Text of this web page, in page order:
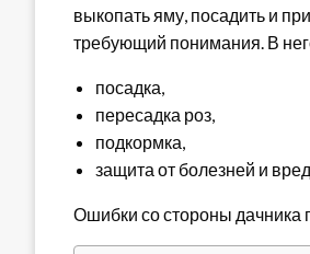
выкопать яму, посадить и
требующий понимания. В
посадка,
пересадка роз,
подкормка,
защита от болезней и
Ошибки со стороны дачника